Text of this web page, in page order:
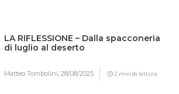
LA RIFLESSIONE – Dalla spacconeria
di luglio al deserto
Matteo Tombolini,28/08/2025 2 min di lettura